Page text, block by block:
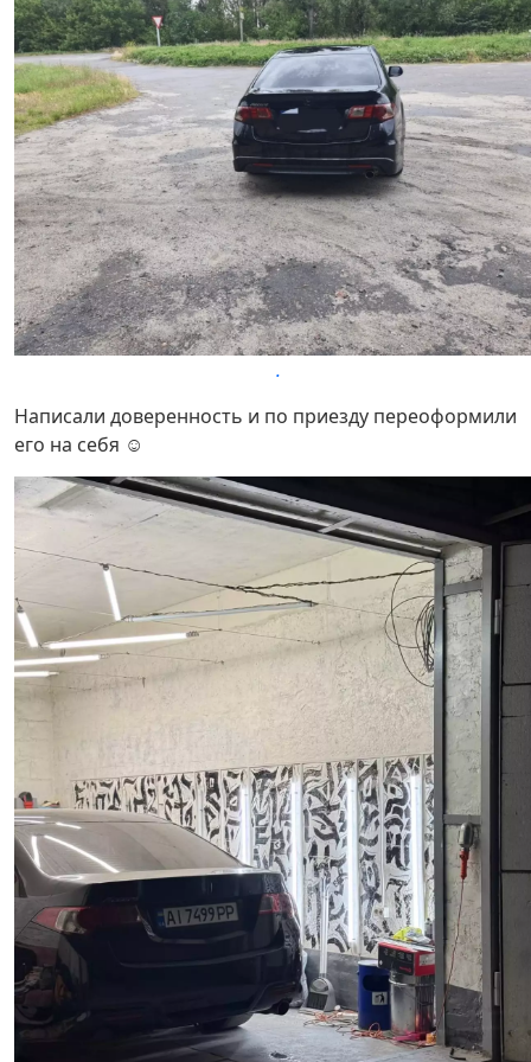
.
Написали доверенность и по приезду переоформили
его на себя ☺️